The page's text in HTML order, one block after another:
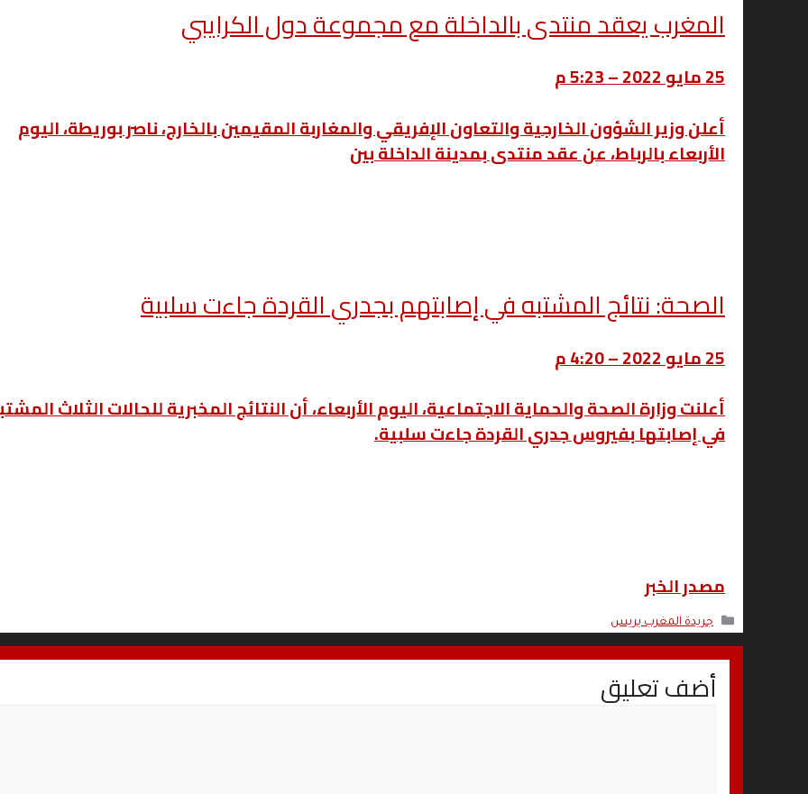
المغرب يعقد منتدى بالداخلة مع مجموعة دول الكرايبي
25 مايو 2022 – 5:23 م
أعلن وزير الشؤون الخارجية والتعاون الإفريقي والمغاربة المقيمين بالخارج، ناصر بوريطة، اليوم
الأربعاء بالرباط، عن عقد منتدى بمدينة الداخلة بين
الصحة: نتائج المشتبه في إصابتهم بجدري القردة جاءت سلبية
25 مايو 2022 – 4:20 م
أعلنت وزارة الصحة والحماية الاجتماعية، اليوم الأربعاء، أن النتائج المخبرية للحالات الثلاث
في إصابتها بفيروس جدري القردة جاءت سلبية.
مصدر الخبر
التصنيفات
جريدة المغرب بريس
أضف تعليق